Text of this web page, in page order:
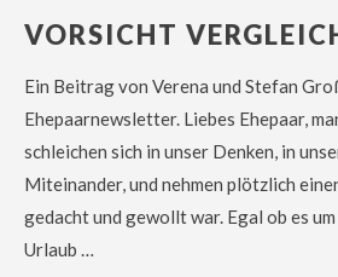
VORSICHT
Ein Beitrag von Verena und Stefan
Ehepaarnewsletter. Liebes Ehepaar,
schleichen sich in unser Denken, in
Miteinander, und nehmen plötzlich
gedacht und gewollt war. Egal ob es
Urlaub …